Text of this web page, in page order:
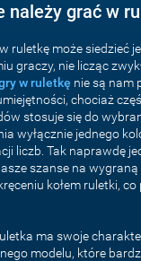
należy grać w
ruletkę może siedzieć
graczy, nie licząc
w ruletkę nie są nam
chociaż
stosuje się do
wyłącznie jednego
liczb. Tak naprawdę
szanse na
kołem ruletki,
ma swoje
modelu, które